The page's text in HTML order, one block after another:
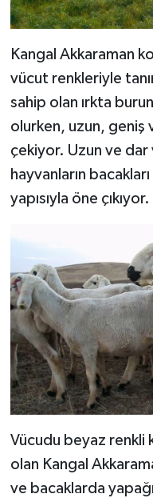
Kangal Akkaraman
vücut renkleriyle
sahip olan ırkta
olurken, uzun, geniş
çekiyor. Uzun ve dar
hayvanların
yapısıyla öne çıkıyor.
Vücudu beyaz renkli
olan Kangal
ve bacaklarda